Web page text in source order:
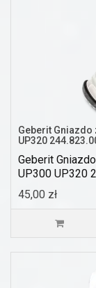
Geberit Gniazdo
UP320
Geberit
UP300 UP320
45,00 zł